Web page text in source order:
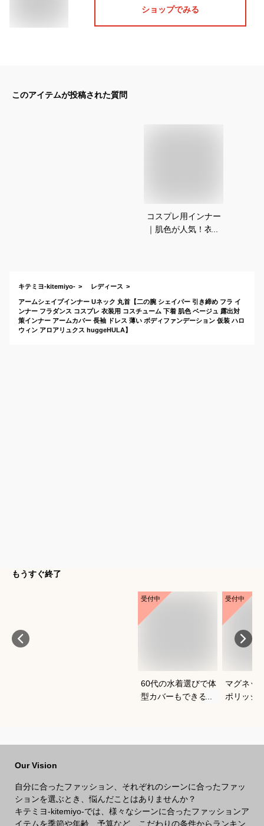
ショップでみる
このアイテムが投稿された質問
コスプレ用インナー
｜肌色が人気！衣装
キテミヨ-kitemiyo- レディース
アームシェイプインナー Uネック 丸首【二の腕 シェイパー 引き締め フラ イ
ンナー フラダンス コスプレ 衣装用 コスチューム 下着 肌色 ベージュ 露出対
策インナー アームカバー 長袖 ドレス 薄い ボディファンデーション 仮装 ハロ
ウィン アロアリュクス huggeHULA】
もうすぐ終了
受付中
60代の水着選びで体
型カバーもできるお
受付中
マグネッ
ポリッシ
Our Vision
自分に合ったファッション、それぞれのシーンに合ったファッ
ションを選ぶとき、悩んだことはありませんか？
キテミヨ-kitemiyo-では、様々なシーンに合ったファッションア
イテムを季節や年齢、予算など、こだわりの条件からランキン